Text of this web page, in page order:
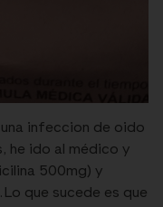
infeccion de oido
he ido al médico y
500mg) y
que sucede es que